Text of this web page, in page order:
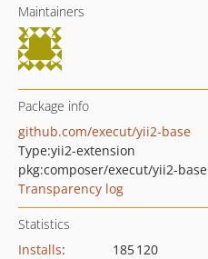
Maintainers
Package info
github.com/execut/yii2-base
Type:yii2-extension
pkg:composer/execut/yii2-base
Transparency log
Statistics
Installs:
185 120